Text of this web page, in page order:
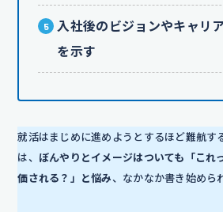
入社後のビジョンやキャリ
を示す
就活はまじめに進めようとするほど難航す
は、 ぼんやりとイメージはついても「これ
価される？」と悩み、なかなか書き始めら